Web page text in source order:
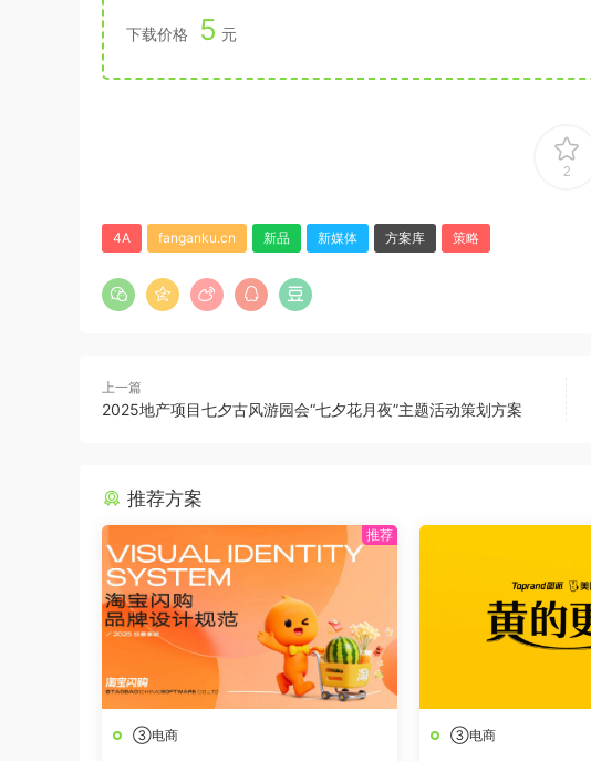
下载价格 5 元
2
4A fanganku.cn 新品 新媒体 方案库 策略
上一篇
2025地产项目七夕古风游园会“七夕花月夜”主题活动策划方案
推荐方案
③电商 ③电商